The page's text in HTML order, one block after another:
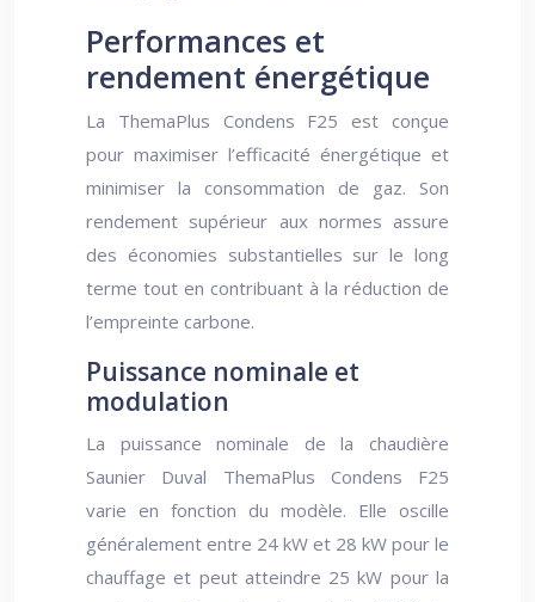
Performances et
rendement énergétique
La ThemaPlus Condens F25 est conçue
pour maximiser l’efficacité énergétique et
minimiser la consommation de gaz. Son
rendement supérieur aux normes assure
des économies substantielles sur le long
terme tout en contribuant à la réduction de
l’empreinte carbone.
Puissance nominale et
modulation
La puissance nominale de la chaudière
Saunier Duval ThemaPlus Condens F25
varie en fonction du modèle. Elle oscille
généralement entre 24 kW et 28 kW pour le
chauffage et peut atteindre 25 kW pour la